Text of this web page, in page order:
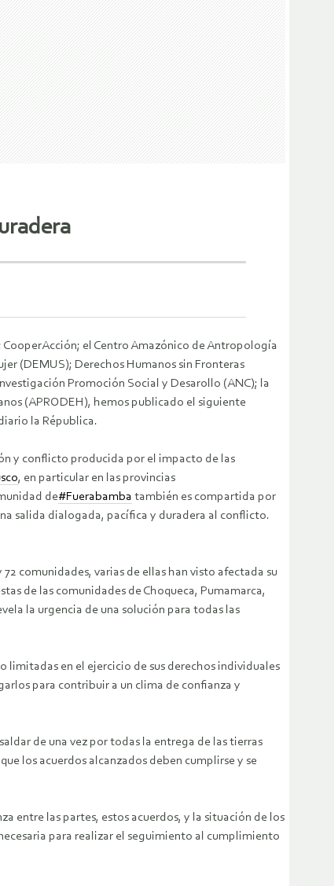
el Centro Amazónico de Antropología
(DEMUS); Derechos Humanos sin Fronteras
Promoción Social y Desarollo (ANC); la
(APRODEH), hemos publicado el siguiente
la Républica.
y conflicto producida por el impacto de las
, en particular en las provincias
de#Fuerabamba también es compartida por
salida dialogada, pacífica y duradera al conflicto.
comunidades, varias de ellas han visto afectada su
de las comunidades de Choqueca, Pumamarca,
la urgencia de una solución para todas las
limitadas en el ejercicio de sus derechos individuales
para contribuir a un clima de confianza y
de una vez por todas la entrega de las tierras
los acuerdos alcanzados deben cumplirse y se
entre las partes, estos acuerdos, y la situación de los
para realizar el seguimiento al cumplimiento